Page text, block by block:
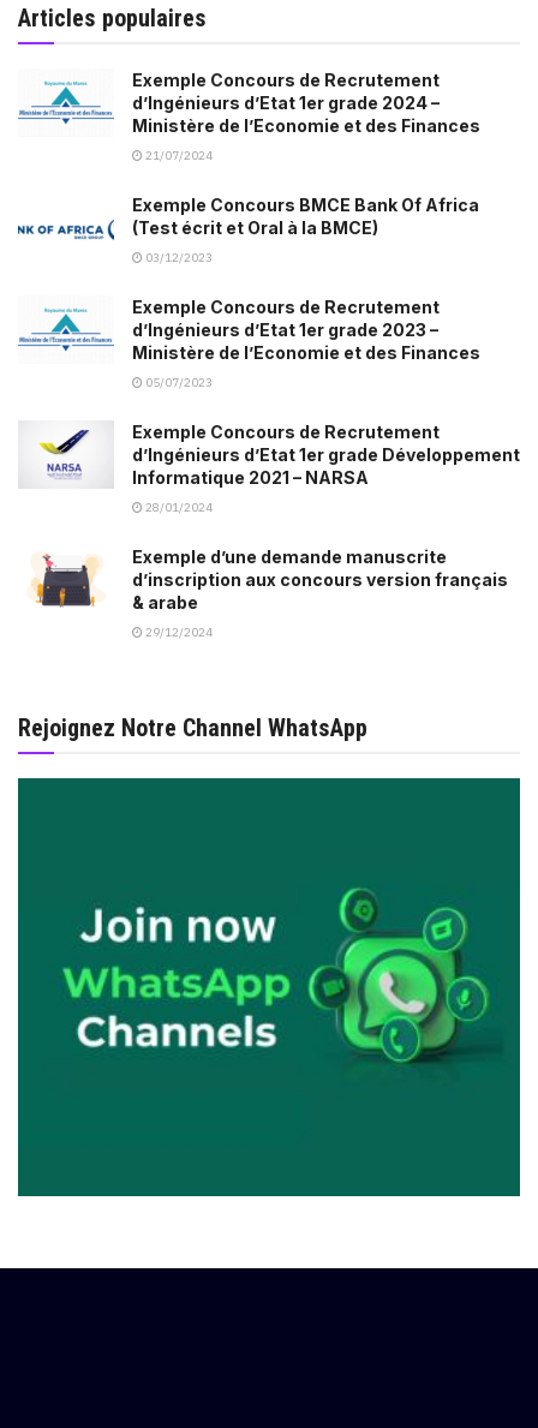
Articles populaires
Exemple Concours de Recrutement
d’Ingénieurs d’Etat 1er grade 2024 –
Ministère de l’Economie et des Finances
21/07/2024
Exemple Concours BMCE Bank Of Africa
(Test écrit et Oral à la BMCE)
03/12/2023
Exemple Concours de Recrutement
d’Ingénieurs d’Etat 1er grade 2023 –
Ministère de l’Economie et des Finances
05/07/2023
Exemple Concours de Recrutement
d’Ingénieurs d’Etat 1er grade Développement
Informatique 2021 – NARSA
28/01/2024
Exemple d’une demande manuscrite
d’inscription aux concours version français
& arabe
29/12/2024
Rejoignez Notre Channel WhatsApp